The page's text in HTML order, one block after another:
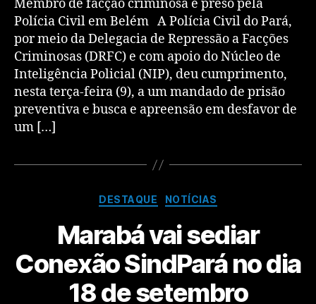
Membro de facção criminosa é preso pela
Polícia Civil em Belém A Polícia Civil do Pará,
por meio da Delegacia de Repressão a Facções
Criminosas (DRFC) e com apoio do Núcleo de
Inteligência Policial (NIP), deu cumprimento,
nesta terça-feira (9), a um mandado de prisão
preventiva e busca e apreensão em desfavor de
um […]
DESTAQUE NOTÍCIAS
Marabá vai sediar
Conexão SindPará no dia
18 de setembro